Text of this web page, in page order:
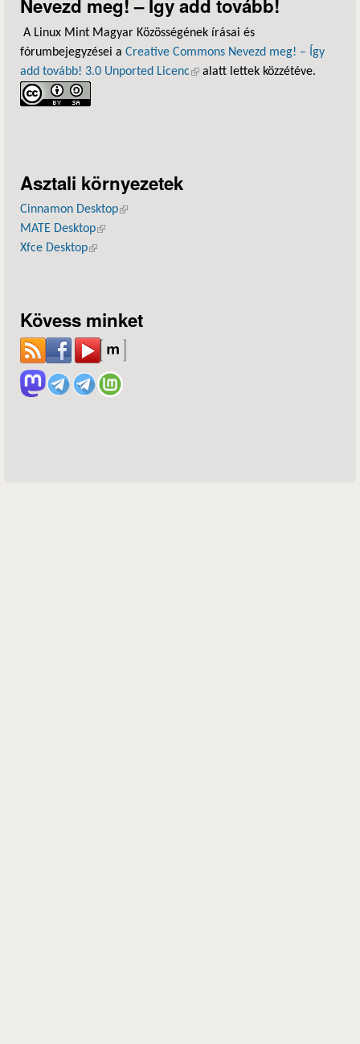
Nevezd meg! – Így add tovább!
A Linux Mint Magyar Közösségének írásai és
fórumbejegyzései a Creative Commons Nevezd meg! – Így
add tovább! 3.0 Unported Licenc(külső hivatkozás)
alatt lettek közzétéve.
Asztali környezetek
Cinnamon Desktop(külső hivatkozás)
MATE Desktop(külső hivatkozás)
Xfce Desktop(külső hivatkozás)
Kövess minket